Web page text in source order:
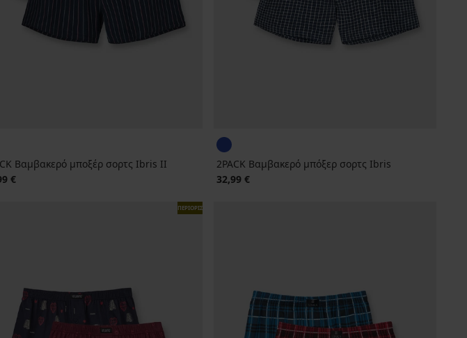
Βαμβακερό μποξέρ σορτς Ibris II
€
2PACK Βαμβακερό μπόξερ σορτς Ibris
32,99 €
ΠΕΡΙΟΡΙΣΜΕΝΑ